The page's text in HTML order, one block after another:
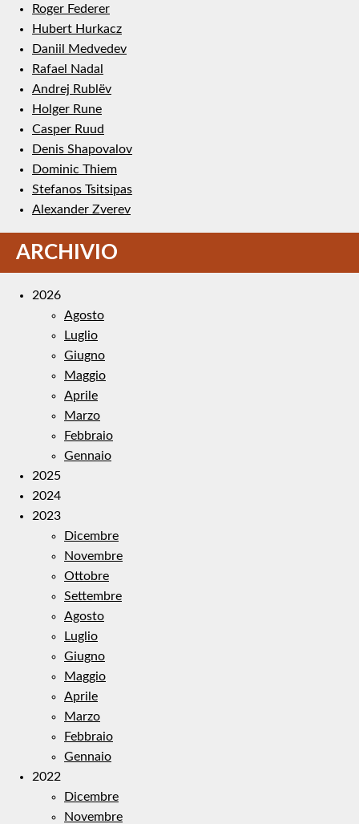
Roger Federer
Hubert Hurkacz
Daniil Medvedev
Rafael Nadal
Andrej Rublëv
Holger Rune
Casper Ruud
Denis Shapovalov
Dominic Thiem
Stefanos Tsitsipas
Alexander Zverev
ARCHIVIO
2026
Agosto
Luglio
Giugno
Maggio
Aprile
Marzo
Febbraio
Gennaio
2025
2024
2023
Dicembre
Novembre
Ottobre
Settembre
Agosto
Luglio
Giugno
Maggio
Aprile
Marzo
Febbraio
Gennaio
2022
Dicembre
Novembre